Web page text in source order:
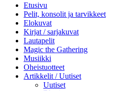
Etusivu
Pelit, konsolit ja tarvikkeet
Elokuvat
Kirjat / sarjakuvat
Lautapelit
Magic the Gathering
Musiikki
Oheistuotteet
Artikkelit / Uutiset
Uutiset